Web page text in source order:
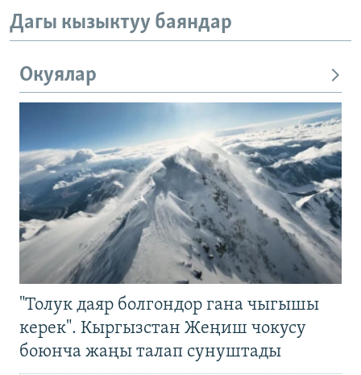
Дагы кызыктуу баяндар
Окуялар
"Толук даяр болгондор гана чыгышы
керек". Кыргызстан Жеңиш чокусу
боюнча жаңы талап сунуштады